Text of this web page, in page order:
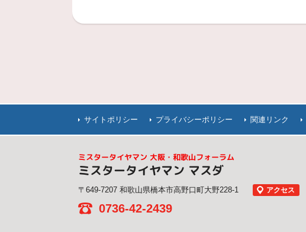
サイトポリシー プライバシーポリシー 関連リンク
ミスタータイヤマン 大阪・和歌山フォーラム
ミスタータイヤマン マスダ
〒649-7207 和歌山県橋本市高野口町大野228-1 アクセス
0736-42-2439